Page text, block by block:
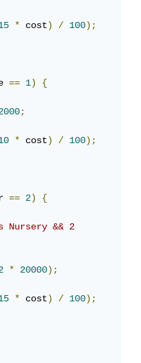
15 * cost) / 100);
== 1) {
;
10 * cost) / 100);
== 2) {
&& 2
2 * 20000);
15 * cost) / 100);